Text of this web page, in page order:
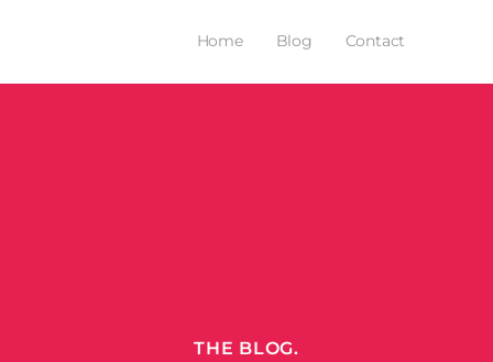
Home Blog Contact
THE BLOG.